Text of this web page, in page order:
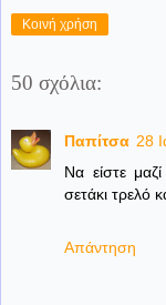
Κοινή χρήση
50 σχόλια:
Παπίτσα 28
Να είστε
σετάκι τρελό
Απάντηση